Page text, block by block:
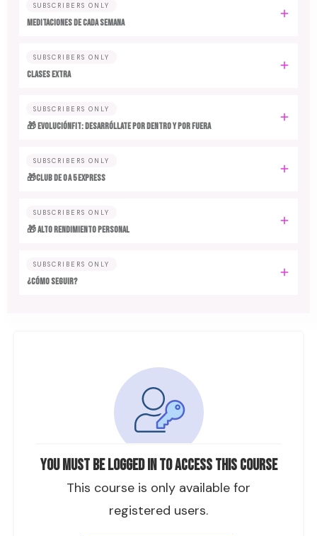
You must be logged in to access this course
This course is only available for
registered users.
SUBSCRIBERS ONLY
MEDITACIONES DE CADA SEMANA
SUBSCRIBERS ONLY
CLASES EXTRA
SUBSCRIBERS ONLY
🎁 EvoluciónFit: desarróllate por dentro y por fuera
SUBSCRIBERS ONLY
🎁Club de 0 a 5 EXPRESS
SUBSCRIBERS ONLY
🎁 ALTO RENDIMIENTO PERSONAL
SUBSCRIBERS ONLY
¿CÓMO SEGUIR?